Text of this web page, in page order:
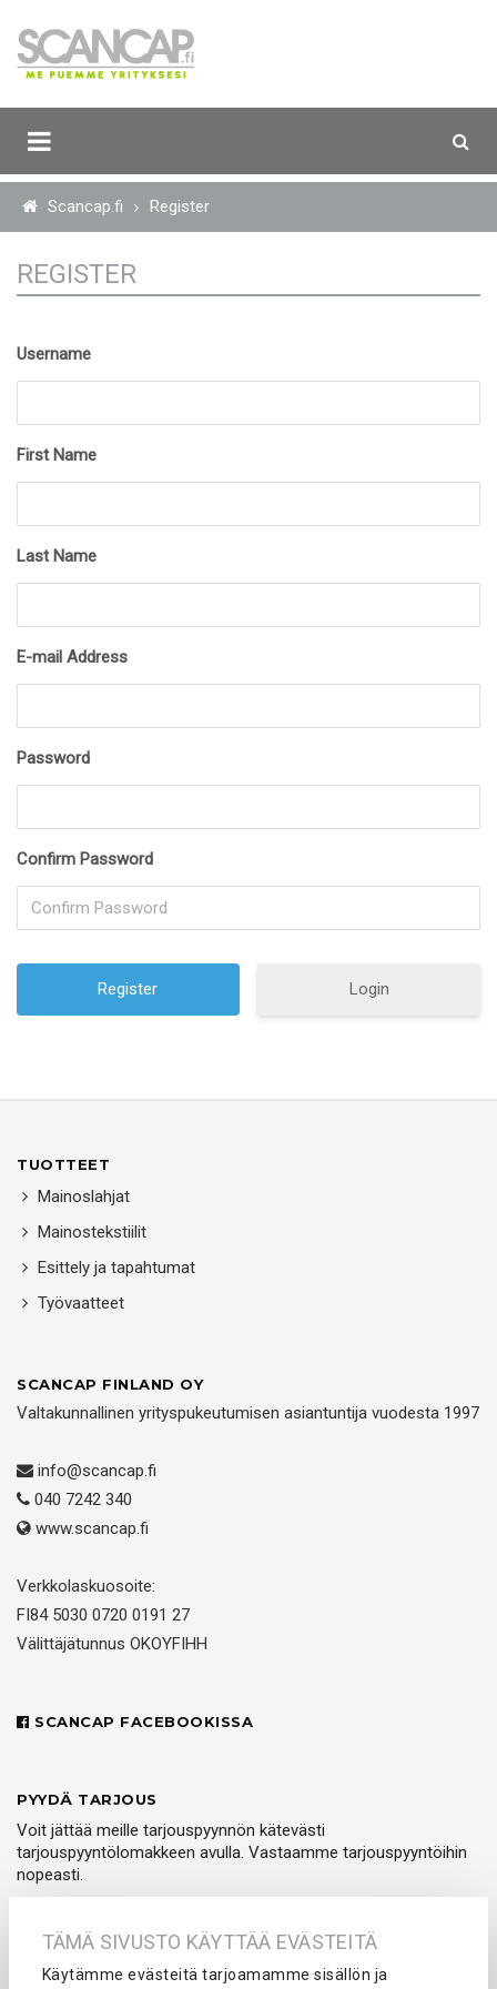
TÄMÄ SIVUSTO KÄYTTÄÄ EVÄSTEITÄ
Käytämme evästeitä tarjoamamme sisällön ja
Scancap.fi Register
REGISTER
Username
First Name
Last Name
E-mail Address
Password
Confirm Password
Login
TUOTTEET
Mainoslahjat
Mainostekstiilit
Esittely ja tapahtumat
Työvaatteet
SCANCAP FINLAND OY
Valtakunnallinen yrityspukeutumisen asiantuntija vuodesta 1997
info@scancap.fi
040 7242 340
www.scancap.fi
Verkkolaskuosoite:
FI84 5030 0720 0191 27
Välittäjätunnus OKOYFIHH
SCANCAP FACEBOOKISSA
PYYDÄ TARJOUS
Voit jättää meille tarjouspyynnön kätevästi
tarjouspyyntölomakkeen avulla. Vastaamme tarjouspyyntöihin
nopeasti.